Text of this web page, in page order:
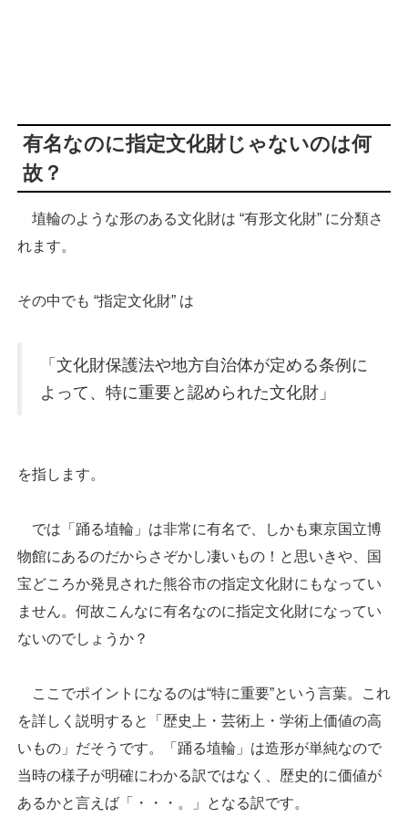
有名なのに指定文化財じゃないのは何
故？
埴輪のような形のある文化財は “有形文化財” に分類さ
れます。
その中でも “指定文化財” は
「文化財保護法や地方自治体が定める条例に
よって、特に重要と認められた文化財」
を指します。
では「踊る埴輪」は非常に有名で、しかも東京国立博
物館にあるのだからさぞかし凄いもの！と思いきや、国
宝どころか発見された熊谷市の指定文化財にもなってい
ません。何故こんなに有名なのに指定文化財になってい
ないのでしょうか？
ここでポイントになるのは“特に重要”という言葉。これ
を詳しく説明すると「歴史上・芸術上・学術上価値の高
いもの」だそうです。「踊る埴輪」は造形が単純なので
当時の様子が明確にわかる訳ではなく、歴史的に価値が
あるかと言えば「・・・。」となる訳です。